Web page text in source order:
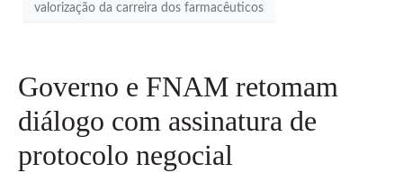
valorização da carreira dos farmacêuticos
Governo e FNAM retomam
diálogo com assinatura de
protocolo negocial